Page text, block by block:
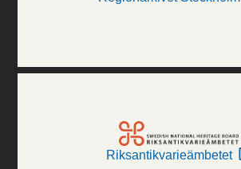
Riksantikvarieämbetet